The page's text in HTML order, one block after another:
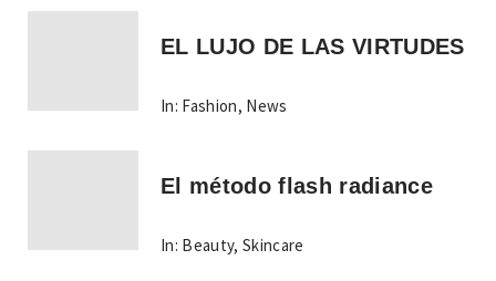
EL LUJO DE LAS VIRTUDES
In: Fashion, News
El método flash radiance
In: Beauty,Skincare